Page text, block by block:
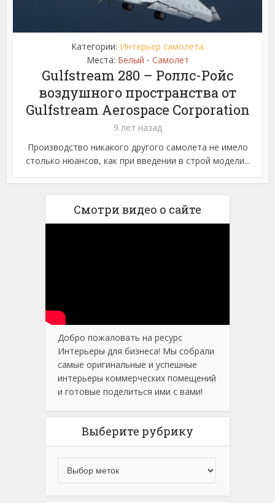
Категории: Интерьер самолета
Места: Белый • Самолет
Gulfstream 280 – Роллс-Ройс
воздушного пространства от
Gulfstream Aerospace Corporation
9 лет назад
Производство никакого другого самолета не имело
столько нюансов, как при введении в строй модели...
Смотри видео о сайте
Добро пожаловать на ресурс
Интерьеры для бизнеса! Мы собрали
самые оригинальные и успешные
интерьеры коммерческих помещений
и готовые поделиться ими с вами!
Выберите рубрику